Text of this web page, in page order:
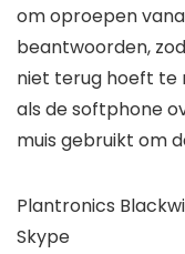
om oproepen
beantwoorden,
niet terug hoeft te
als de softphone
muis gebruikt om
Plantronics
Skype